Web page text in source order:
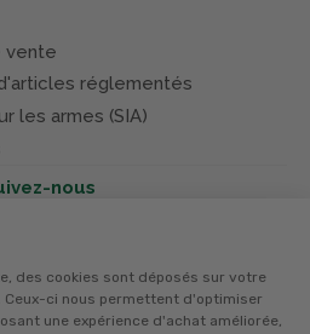
des cookies sont déposés sur votre
Ceux-ci nous permettent d'optimiser
une expérience d'achat améliorée,
vente
réglementés
les armes (SIA)
nous
et eaux 2026